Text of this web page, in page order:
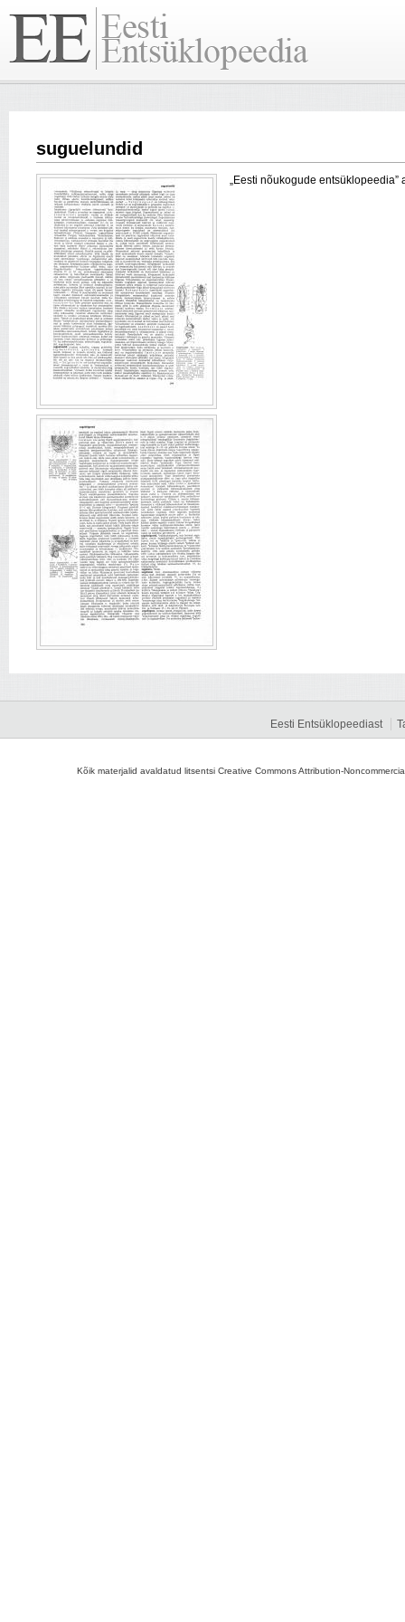
suguelundid
„Eesti nõukogude
Eesti Entsüklopeediast
Kõik materjalid avaldatud litsentsi Creative Commons Attribution-